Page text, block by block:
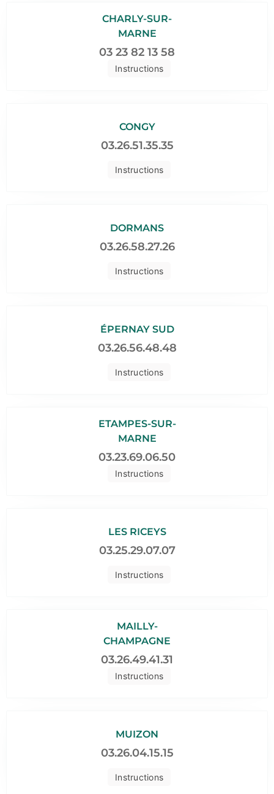
Instructions
CHARLY-SUR-
MARNE
03 23 82 13 58
Instructions
CONGY
03.26.51.35.35
Instructions
DORMANS
03.26.58.27.26
Instructions
ÉPERNAY SUD
03.26.56.48.48
Instructions
ETAMPES-SUR-
MARNE
03.23.69.06.50
Instructions
LES RICEYS
03.25.29.07.07
Instructions
MAILLY-
CHAMPAGNE
03.26.49.41.31
Instructions
MUIZON
03.26.04.15.15